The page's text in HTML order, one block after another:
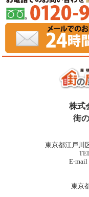
株式
街
東京都江戸川
E-mail
東京